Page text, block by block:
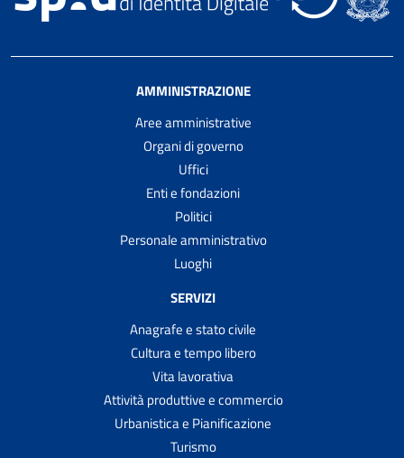
AMMINISTRAZIONE
Aree amministrative
Organi di governo
Uffici
Enti e fondazioni
Politici
Personale amministrativo
Luoghi
SERVIZI
Anagrafe e stato civile
Cultura e tempo libero
Vita lavorativa
Attività produttive e commercio
Urbanistica e Pianificazione
Turismo